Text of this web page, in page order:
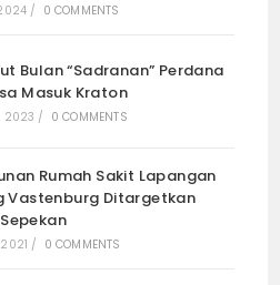
/ 0 COMMENTS
Bulan “Sadranan” Perdana
Masuk Kraton
2023 / 0 COMMENTS
Rumah Sakit Lapangan
Vastenburg Ditargetkan
/ 0 COMMENTS